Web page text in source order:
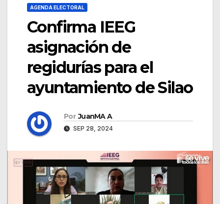
AGENDA ELECTORAL
Confirma IEEG
asignación de
regidurías para el
ayuntamiento de Silao
Por JuanMA A
SEP 28, 2024